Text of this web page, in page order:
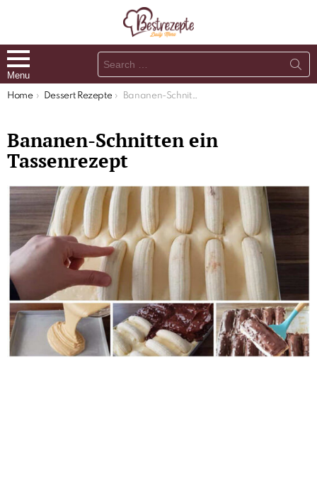
Menu
Search
for:
You are here:
Home Dessert Rezepte Bananen-Schnitten ein Tassenrezept
Bananen-Schnitten ein
Tassenrezept